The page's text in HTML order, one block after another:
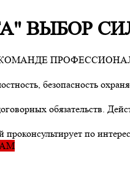
ВЫБОР
безопасность
обязательств.
по